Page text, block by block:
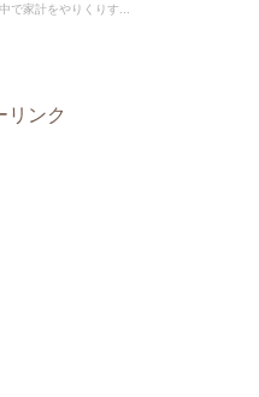
で家計をやりくりす...
リンク